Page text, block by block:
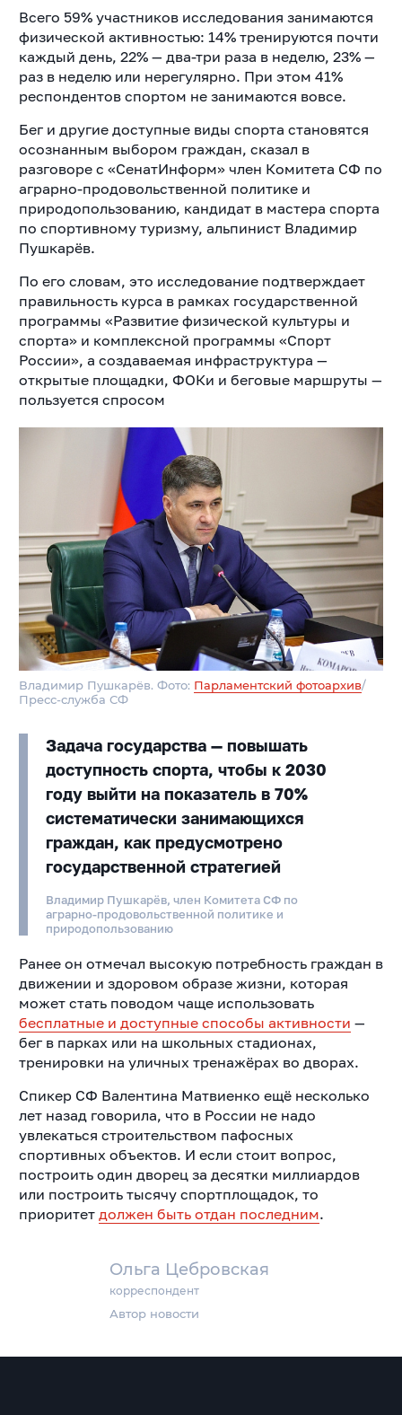
Ольга Цебровская
корреспондент
Автор новости
Всего 59% участников исследования занимаются
физической активностью: 14% тренируются почти
каждый день, 22% — два-три раза в неделю, 23% —
раз в неделю или нерегулярно. При этом 41%
респондентов спортом не занимаются вовсе.
Бег и другие доступные виды спорта становятся
осознанным выбором граждан, сказал в
разговоре с «СенатИнформ» член Комитета СФ по
аграрно-продовольственной политике и
природопользованию, кандидат в мастера спорта
по спортивному туризму, альпинист Владимир
Пушкарёв.
По его словам, это исследование подтверждает
правильность курса в рамках государственной
программы «Развитие физической культуры и
спорта» и комплексной программы «Спорт
России», а создаваемая инфраструктура —
открытые площадки, ФОКи и беговые маршруты —
пользуется спросом
Владимир Пушкарёв. Фото: Парламентский фотоархив/
Пресс-служба СФ
Задача государства — повышать
доступность спорта, чтобы к 2030
году выйти на показатель в 70%
систематически занимающихся
граждан, как предусмотрено
государственной стратегией
Владимир Пушкарёв, член Комитета СФ по
аграрно-продовольственной политике и
природопользованию
Ранее он отмечал высокую потребность граждан в
движении и здоровом образе жизни, которая
может стать поводом чаще использовать
бесплатные и доступные способы активности —
бег в парках или на школьных стадионах,
тренировки на уличных тренажёрах во дворах.
Спикер СФ Валентина Матвиенко ещё несколько
лет назад говорила, что в России не надо
увлекаться строительством пафосных
спортивных объектов. И если стоит вопрос,
построить один дворец за десятки миллиардов
или построить тысячу спортплощадок, то
приоритет должен быть отдан последним.